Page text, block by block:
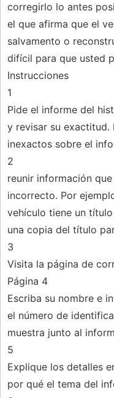
corregirlo lo antes
el que afirma que el
salvamento o
difícil para que usted
Instrucciones
1
Pide el informe del
y revisar su
inexactos sobre el
2
reunir información
incorrecto. Por
vehículo tiene un
una copia del título
3
Visita la página de
Página 4
Escriba su nombre e
el número de
muestra junto al
5
Explique los detalles
por qué el tema del